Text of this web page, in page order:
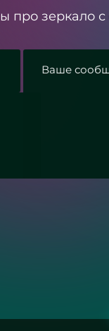
про зеркало